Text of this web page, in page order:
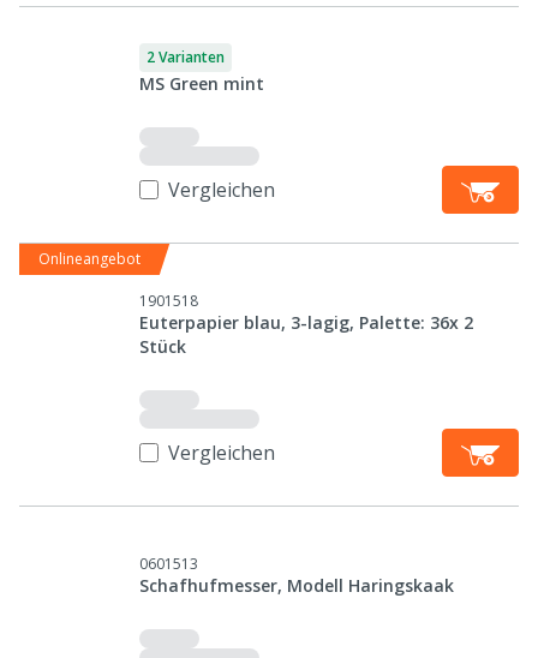
2 Varianten
MS Green mint
Vergleichen
Onlineangebot
1901518
Euterpapier blau, 3-lagig, Palette: 36x 2
Stück
Vergleichen
0601513
Schafhufmesser, Modell Haringskaak